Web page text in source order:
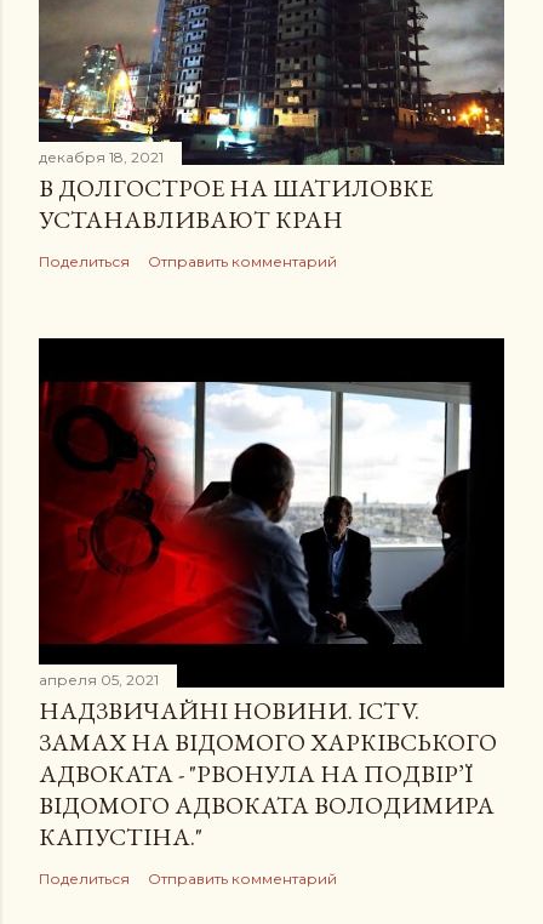
декабря 18, 2021
В ДОЛГОСТРОЕ НА ШАТИЛОВКЕ
УСТАНАВЛИВАЮТ КРАН
Поделиться Отправить комментарий
апреля 05, 2021
НАДЗВИЧАЙНІ НОВИНИ. ICTV.
ЗАМАХ НА ВІДОМОГО ХАРКІВСЬКОГО
АДВОКАТА - "РВОНУЛА НА ПОДВІР’Ї
ВІДОМОГО АДВОКАТА ВОЛОДИМИРА
КАПУСТІНА."
Поделиться Отправить комментарий